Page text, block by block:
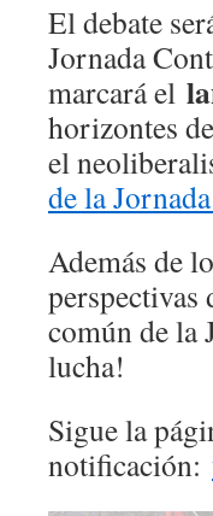
El debate
Jornada
marcará el
horizontes
el
de la
Además de
perspectivas
común de la
lucha!
Sigue la
notificación: